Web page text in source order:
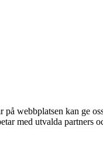
webbplatsen kan ge
med utvalda partners